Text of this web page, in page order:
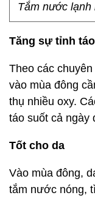
Tắm nước
Tăng sự tỉnh táo
Theo các
vào mùa đông
thụ nhiều oxy.
táo suốt cả ngày
Tốt cho da
Vào mùa đông,
tắm nước nóng,